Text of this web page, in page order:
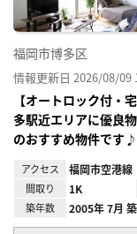
福岡市博多区
情報更新日 2026/08/09
【オートロック付・
多駅近エリアに優良
のおすすめ物件です♪
アクセス 福岡市空港線
間取り 1K
築年数 2005年 7月 築